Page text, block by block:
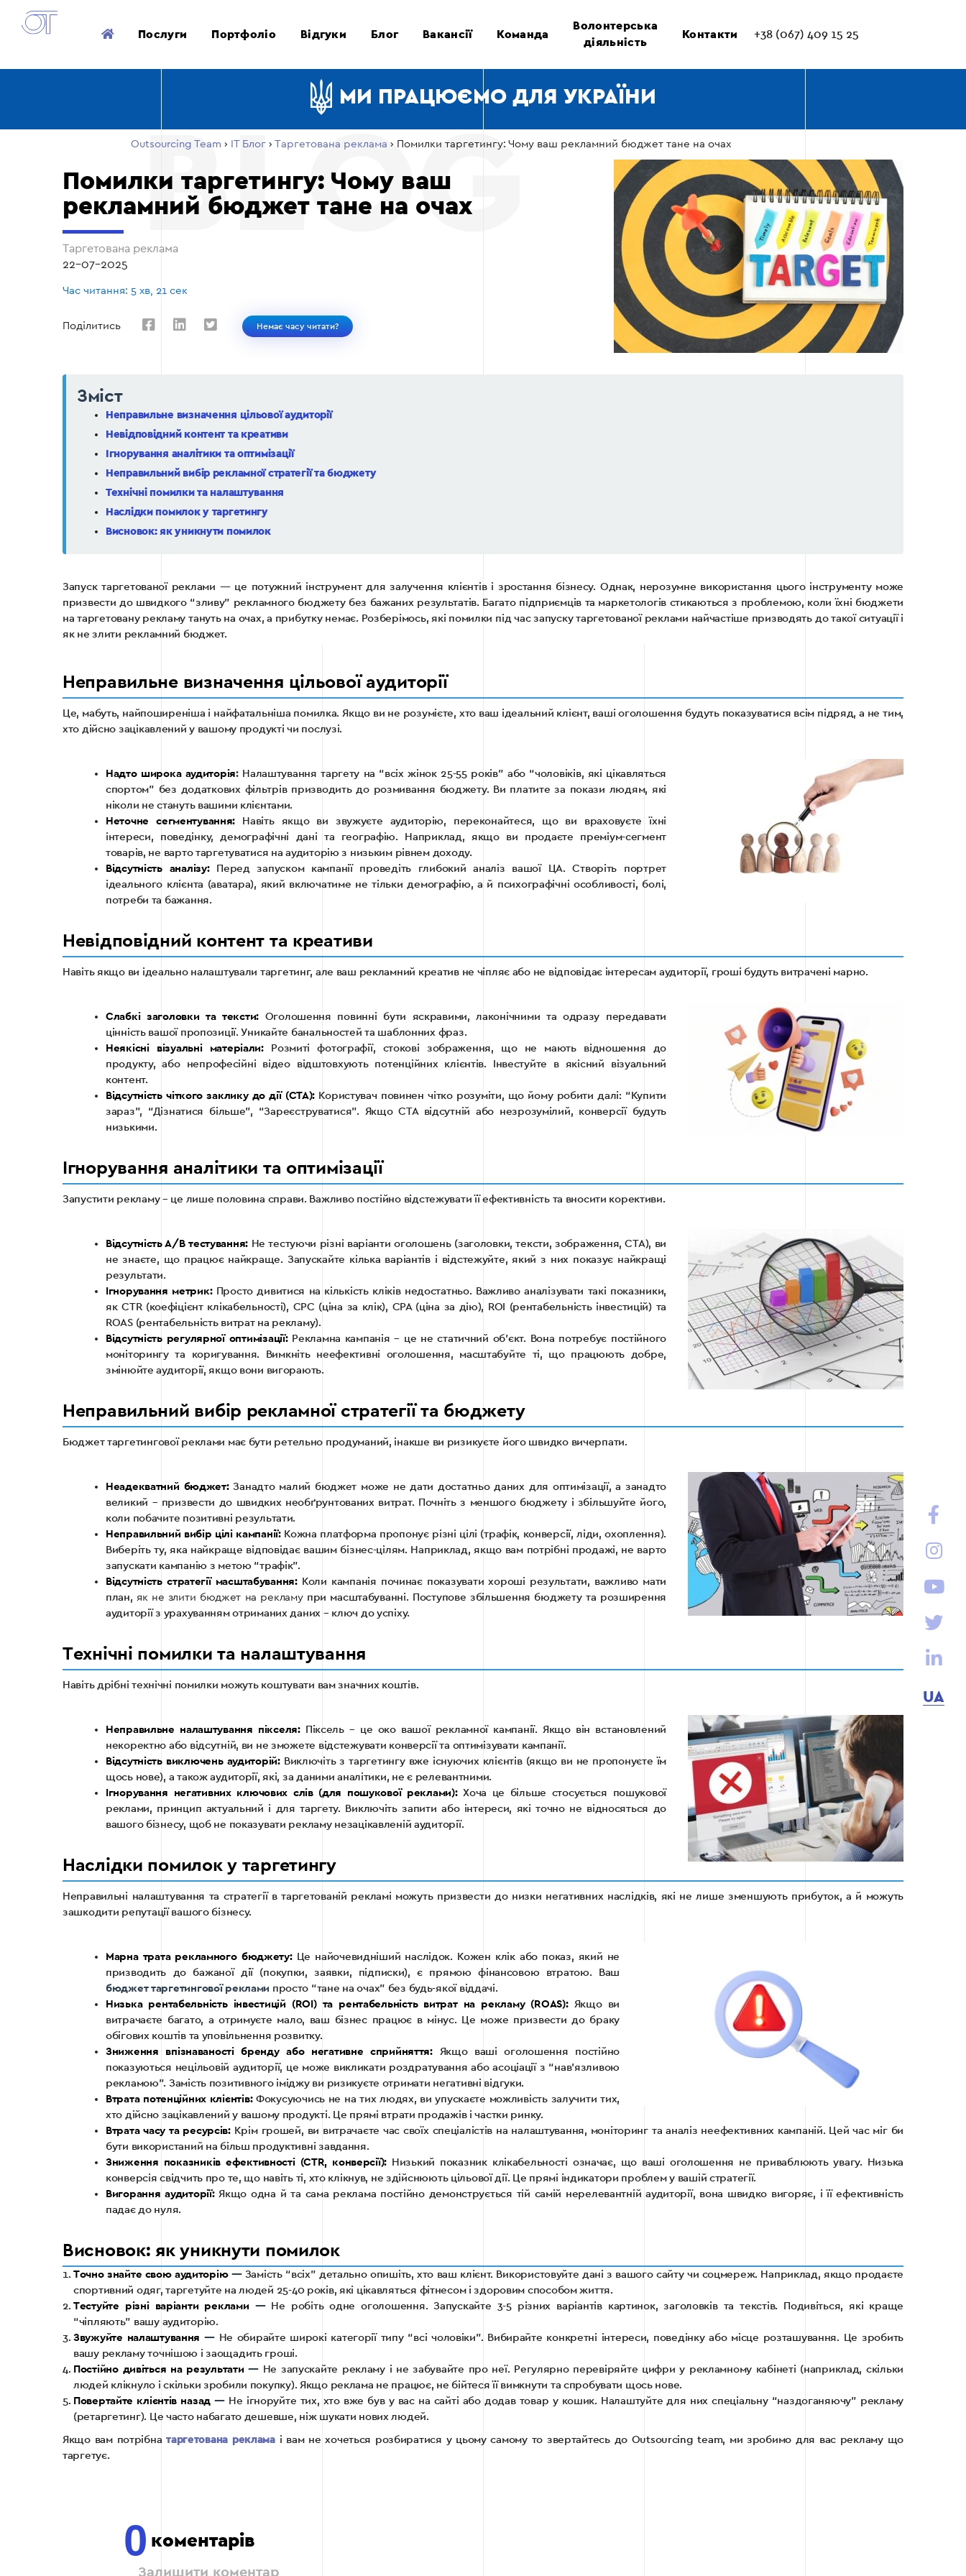
Послуги Портфоліо Відгуки Блог Вакансії Команда
Волонтерська
діяльність
Контакти +38 (067) 409 15 25
МИ ПРАЦЮЄМО ДЛЯ УКРАЇНИ
Outsourcing Team › ІТ Блог › Таргетована реклама › Помилки таргетингу: Чому ваш рекламний бюджет тане на очах
UA
Помилки таргетингу: Чому ваш
рекламний бюджет тане на очах
Таргетована реклама
22-07-2025
Час читання: 5 хв, 21 сек
Поділитись Немає часу читати?
Зміст
Неправильне визначення цільової аудиторії
Невідповідний контент та креативи
Ігнорування аналітики та оптимізації
Неправильний вибір рекламної стратегії та бюджету
Технічні помилки та налаштування
Наслідки помилок у таргетингу
Висновок: як уникнути помилок
Запуск таргетованої реклами — це потужний інструмент для залучення клієнтів і зростання бізнесу. Однак, нерозумне використання цього інструменту може
призвести до швидкого “зливу” рекламного бюджету без бажаних результатів. Багато підприємців та маркетологів стикаються з проблемою, коли їхні бюджети
на таргетовану рекламу тануть на очах, а прибутку немає. Розберімось, які помилки під час запуску таргетованої реклами найчастіше призводять до такої ситуації і
як не злити рекламний бюджет.
Неправильне визначення цільової аудиторії
Це, мабуть, найпоширеніша і найфатальніша помилка. Якщо ви не розумієте, хто ваш ідеальний клієнт, ваші оголошення будуть показуватися всім підряд, а не тим,
хто дійсно зацікавлений у вашому продукті чи послузі.
Надто широка аудиторія:Налаштування таргету на “всіх жінок 25-55 років” або “чоловіків, які цікавляться
спортом” без додаткових фільтрів призводить до розмивання бюджету. Ви платите за покази людям, які
ніколи не стануть вашими клієнтами.
Неточне сегментування: Навіть якщо ви звужуєте аудиторію, переконайтеся, що ви враховуєте їхні
інтереси, поведінку, демографічні дані та географію. Наприклад, якщо ви продаєте преміум-сегмент
товарів, не варто таргетуватися на аудиторію з низьким рівнем доходу.
Відсутність аналізу:Перед запуском кампанії проведіть глибокий аналіз вашої ЦА. Створіть портрет
ідеального клієнта (аватара), який включатиме не тільки демографію, а й психографічні особливості, болі,
потреби та бажання.
Невідповідний контент та креативи
Навіть якщо ви ідеально налаштували таргетинг, але ваш рекламний креатив не чіпляє або не відповідає інтересам аудиторії, гроші будуть витрачені марно.
Слабкі заголовки та тексти: Оголошення повинні бути яскравими, лаконічними та одразу передавати
цінність вашої пропозиції. Уникайте банальностей та шаблонних фраз.
Неякісні візуальні матеріали:Розмиті фотографії, стокові зображення, що не мають відношення до
продукту, або непрофесійні відео відштовхують потенційних клієнтів. Інвестуйте в якісний візуальний
контент.
Відсутність чіткого заклику до дії (CTA): Користувач повинен чітко розуміти, що йому робити далі: “Купити
зараз”, “Дізнатися більше”, “Зареєструватися”. Якщо CTA відсутній або незрозумілий, конверсії будуть
низькими.
Ігнорування аналітики та оптимізації
Запустити рекламу – це лише половина справи. Важливо постійно відстежувати її ефективність та вносити корективи.
Відсутність А/В тестування: Не тестуючи різні варіанти оголошень (заголовки, тексти, зображення, CTA), ви
не знаєте, що працює найкраще. Запускайте кілька варіантів і відстежуйте, який з них показує найкращі
результати.
Ігнорування метрик:Просто дивитися на кількість кліків недостатньо. Важливо аналізувати такі показники,
як CTR (коефіцієнт клікабельності), CPC (ціна за клік), CPA (ціна за дію), ROI (рентабельність інвестицій) та
ROAS (рентабельність витрат на рекламу).
Відсутність регулярної оптимізації:Рекламна кампанія – це не статичний об’єкт. Вона потребує постійного
моніторингу та коригування. Вимкніть неефективні оголошення, масштабуйте ті, що працюють добре,
змінюйте аудиторії, якщо вони вигорають.
Неправильний вибір рекламної стратегії та бюджету
Бюджет таргетингової реклами має бути ретельно продуманий, інакше ви ризикуєте його швидко вичерпати.
Неадекватний бюджет:Занадто малий бюджет може не дати достатньо даних для оптимізації, а занадто
великий – призвести до швидких необґрунтованих витрат. Почніть з меншого бюджету і збільшуйте його,
коли побачите позитивні результати.
Неправильний вибір цілі кампанії:Кожна платформа пропонує різні цілі (трафік, конверсії, ліди, охоплення).
Виберіть ту, яка найкраще відповідає вашим бізнес-цілям. Наприклад, якщо вам потрібні продажі, не варто
запускати кампанію з метою “трафік”.
Відсутність стратегії масштабування:Коли кампанія починає показувати хороші результати, важливо мати
план, як не злити бюджет на рекламупри масштабуванні. Поступове збільшення бюджету та розширення
аудиторії з урахуванням отриманих даних – ключ до успіху.
Технічні помилки та налаштування
Навіть дрібні технічні помилки можуть коштувати вам значних коштів.
Неправильне налаштування пікселя:Піксель – це око вашої рекламної кампанії. Якщо він встановлений
некоректно або відсутній, ви не зможете відстежувати конверсії та оптимізувати кампанії.
Відсутність виключень аудиторій:Виключіть з таргетингу вже існуючих клієнтів (якщо ви не пропонуєте їм
щось нове), а також аудиторії, які, за даними аналітики, не є релевантними.
Ігнорування негативних ключових слів (для пошукової реклами):Хоча це більше стосується пошукової
реклами, принцип актуальний і для таргету. Виключіть запити або інтереси, які точно не відносяться до
вашого бізнесу, щоб не показувати рекламу незацікавленій аудиторії.
Наслідки помилок у таргетингу
Неправильні налаштування та стратегії в таргетованій рекламі можуть призвести до низки негативних наслідків, які не лише зменшують прибуток, а й можуть
зашкодити репутації вашого бізнесу.
Марна трата рекламного бюджету:Це найочевидніший наслідок. Кожен клік або показ, який не
призводить до бажаної дії (покупки, заявки, підписки), є прямою фінансовою втратою. Ваш
бюджет таргетингової реклами просто “тане на очах” без будь-якої віддачі.
Низька рентабельність інвестицій (ROI) та рентабельність витрат на рекламу (ROAS):Якщо ви
витрачаєте багато, а отримуєте мало, ваш бізнес працює в мінус. Це може призвести до браку
обігових коштів та уповільнення розвитку.
Зниження впізнаваності бренду або негативне сприйняття:Якщо ваші оголошення постійно
показуються нецільовій аудиторії, це може викликати роздратування або асоціації з “нав’язливою
рекламою”. Замість позитивного іміджу ви ризикуєте отримати негативні відгуки.
Втрата потенційних клієнтів:Фокусуючись не на тих людях, ви упускаєте можливість залучити тих,
хто дійсно зацікавлений у вашому продукті. Це прямі втрати продажів і частки ринку.
Втрата часу та ресурсів:Крім грошей, ви витрачаєте час своїх спеціалістів на налаштування, моніторинг та аналіз неефективних кампаній. Цей час міг би
бути використаний на більш продуктивні завдання.
Зниження показників ефективності (CTR, конверсії): Низький показник клікабельності означає, що ваші оголошення не приваблюють увагу. Низька
конверсія свідчить про те, що навіть ті, хто клікнув, не здійснюють цільової дії. Це прямі індикатори проблем у вашій стратегії.
Вигорання аудиторії:Якщо одна й та сама реклама постійно демонструється тій самій нерелевантній аудиторії, вона швидко вигоряє, і її ефективність
падає до нуля.
Висновок: як уникнути помилок
Точно знайте свою аудиторію—Замість “всіх” детально опишіть, хто ваш клієнт. Використовуйте дані з вашого сайту чи соцмереж. Наприклад, якщо продаєте
спортивний одяг, таргетуйте на людей 25-40 років, які цікавляться фітнесом і здоровим способом життя.
Тестуйте різні варіанти реклами —Не робіть одне оголошення. Запускайте 3-5 різних варіантів картинок, заголовків та текстів. Подивіться, які краще
“чіпляють” вашу аудиторію.
Звужуйте налаштування —Не обирайте широкі категорії типу “всі чоловіки”. Вибирайте конкретні інтереси, поведінку або місце розташування. Це зробить
вашу рекламу точнішою і заощадить гроші.
Постійно дивіться на результати —Не запускайте рекламу і не забувайте про неї. Регулярно перевіряйте цифри у рекламному кабінеті (наприклад, скільки
людей клікнуло і скільки зробили покупку). Якщо реклама не працює, не бійтеся її вимкнути та спробувати щось нове.
Повертайте клієнтів назад —Не ігноруйте тих, хто вже був у вас на сайті або додав товар у кошик. Налаштуйте для них спеціальну “наздоганяючу” рекламу
(ретаргетинг). Це часто набагато дешевше, ніж шукати нових людей.
Якщо вам потрібнатаргетована рекламаі вам не хочеться розбиратися у цьому самому то звертайтесь до Outsourcing team, ми зробимо для вас рекламу що
таргетує.
0 коментарів
Залишити коментар